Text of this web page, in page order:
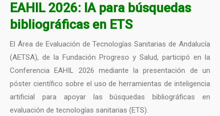
EAHIL 2026: IA para búsquedas
bibliográficas en ETS
El Área de Evaluación de Tecnologías Sanitarias de Andalucía
(AETSA), de la Fundación Progreso y Salud, participó en la
Conferencia EAHIL 2026 mediante la presentación de un
póster científico sobre el uso de herramientas de inteligencia
artificial para apoyar las búsquedas bibliográficas en
evaluación de tecnologías sanitarias (ETS).